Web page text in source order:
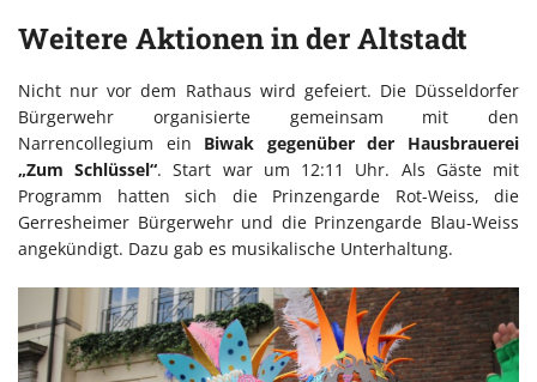
Weitere Aktionen in der Altstadt
Nicht nur vor dem Rathaus wird gefeiert. Die Düsseldorfer
Bürgerwehr organisierte gemeinsam mit den
Narrencollegium ein Biwak gegenüber der Hausbrauerei
„Zum Schlüssel“. Start war um 12:11 Uhr. Als Gäste mit
Programm hatten sich die Prinzengarde Rot-Weiss, die
Gerresheimer Bürgerwehr und die Prinzengarde Blau-Weiss
angekündigt. Dazu gab es musikalische Unterhaltung.